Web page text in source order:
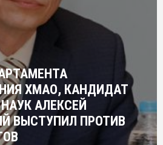
ХМАО, КАНДИДАТ
АЛЕКСЕЙ
ВЫСТУПИЛ ПРОТИВ